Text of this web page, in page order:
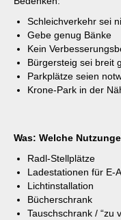
Schleichverkehr sei
Gebe genug Bänke
Kein
Bürgersteig sei breit
Parkplätze seien
Krone-Park in der
Was: Welche
Radl-Stellplätze
Ladestationen für E-
Lichtinstallation
Bücherschrank
Tauschschrank / “zu